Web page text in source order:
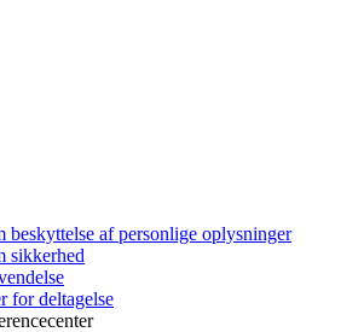
af personlige oplysninger
sikkerhed
for deltagelse